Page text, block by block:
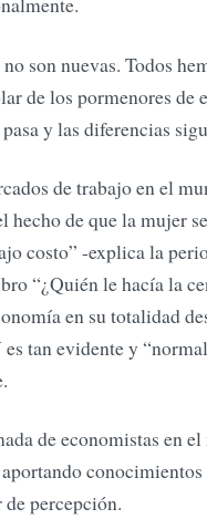
son nuevas. Todos
de los pormenores de
y las diferencias
de trabajo en el
hecho de que la mujer
costo” -explica la
“¿Quién le hacía la
en su totalidad
tan evidente y
de economistas en
percepción.